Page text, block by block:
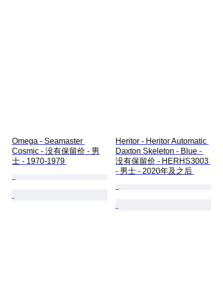
Omega - Seamaster
Cosmic - 没有保留价 - 男
士 - 1970-1979
Heritor - Heritor Automatic
Daxton Skeleton - Blue -
没有保留价 - HERHS3003
- 男士 - 2020年及之后